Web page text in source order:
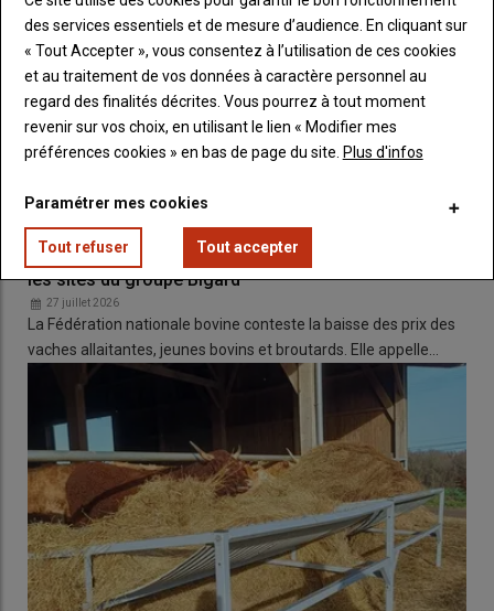
L’agriculture de conservation des
sols (ACS) repose sur trois piliers
Couverture permanente, rotation
diversifiée et réduction maximale du travail
agriculteursengagés : unecouverture permanente du sol
desrotations diversifiéeset uneréduction maximale du
travail du sol .« Le principe est simple sur le papier, mais il faut
surtout que ce que l’on mette en place s’adapte à chaque réalité
», résume Jérôme Labreuche, ingénieur recherche et
développement à
Arvalis
L’agriculture de conservation des sols, des
grandes cultures aux éleveurs bovins
viande
Historiquement développée dans lesgrandes cultures , la
démarche d’agriculture de conservation des solstrouve
aujourd’hui un écho croissant chez les éleveurs bovins viande.«
La première clé consiste à s’intéresser au sol lui-même. Unsol
La FNB appelle à une mobilisation nationale devant
les sites du groupe Bigard
27 juillet 2026
La Fédération nationale bovine conteste la baisse des prix des
vaches allaitantes, jeunes bovins et broutards. Elle appelle…
des services essentiels et de mesure d’audience. En cliquant sur
« Tout Accepter », vous consentez à l’utilisation de ces cookies
et au traitement de vos données à caractère personnel au
regard des finalités décrites. Vous pourrez à tout moment
revenir sur vos choix, en utilisant le lien « Modifier mes
préférences cookies » en bas de page du site. Plus d'infos
Paramétrer mes cookies
Tout refuser Tout accepter